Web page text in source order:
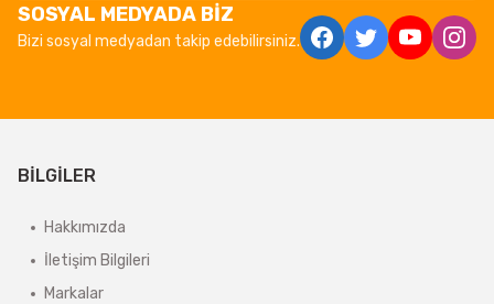
SOSYAL MEDYADA BİZ
Bizi sosyal medyadan takip edebilirsiniz.
BİLGİLER
Hakkımızda
İletişim Bilgileri
Markalar